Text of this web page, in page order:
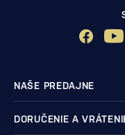
NAŠE PREDAJNE
DORUČENIE A